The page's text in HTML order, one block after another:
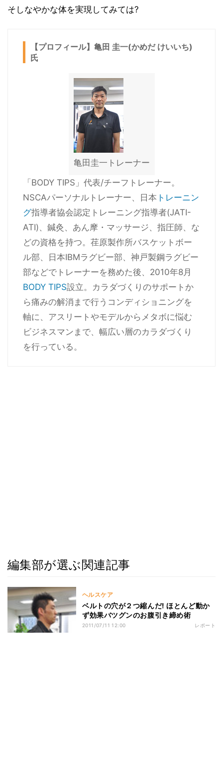
そしなやかな体を実現してみては?
【プロフィール】亀田 圭一(かめだ けいいち)
氏
亀田圭一トレーナー
「BODY TIPS」代表/チーフトレーナー。
NSCAパーソナルトレーナー、日本 トレーニン
グ指導者協会認定トレーニング指導者(JATI-
ATI)、鍼灸、あん摩・マッサージ、指圧師、な
どの資格を持つ。荏原製作所バスケットボー
ル部、日本IBMラグビー部、神戸製鋼ラグビー
部などでトレーナーを務めた後、2010年8月
BODY TIPS設立。カラダづくりのサポートか
ら痛みの解消まで行うコンディショニングを
軸に、アスリートやモデルからメタボに悩む
ビジネスマンまで、幅広い層のカラダづくり
を行っている。
編集部が選ぶ関連記事
ヘルスケア
ベルトの穴が２つ縮んだ! ほとんど動か
ず効果バツグンのお腹引き締め術
2011/07/11 12:00 レポート